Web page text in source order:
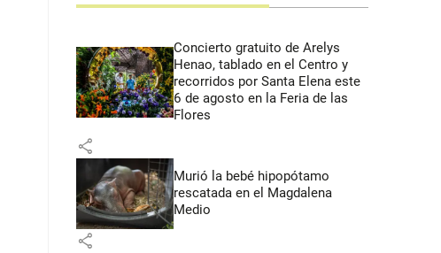
Concierto gratuito de Arelys
Henao, tablado en el Centro y
recorridos por Santa Elena este
6 de agosto en la Feria de las
Flores
share
Murió la bebé hipopótamo
rescatada en el Magdalena
Medio
share